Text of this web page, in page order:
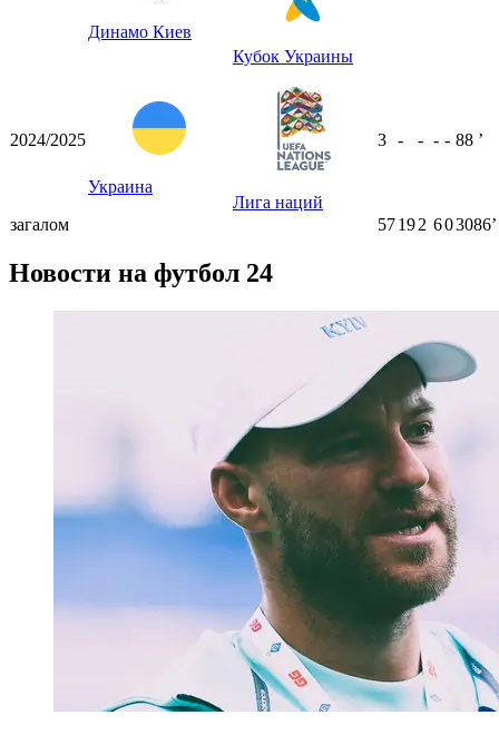
Динамо Киев
Кубок Украины
2024/2025
Украина
Лига наций
3 - - - - 88 ʼ
загалом 57192 603086ʼ
Новости на футбол 24